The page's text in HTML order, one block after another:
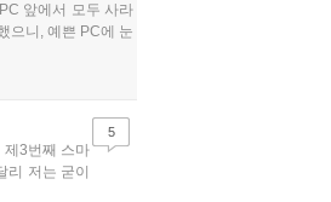
앞에서 모두 사라
으니, 예쁜 PC에 눈
제3번째 스마
저는 굳이
5